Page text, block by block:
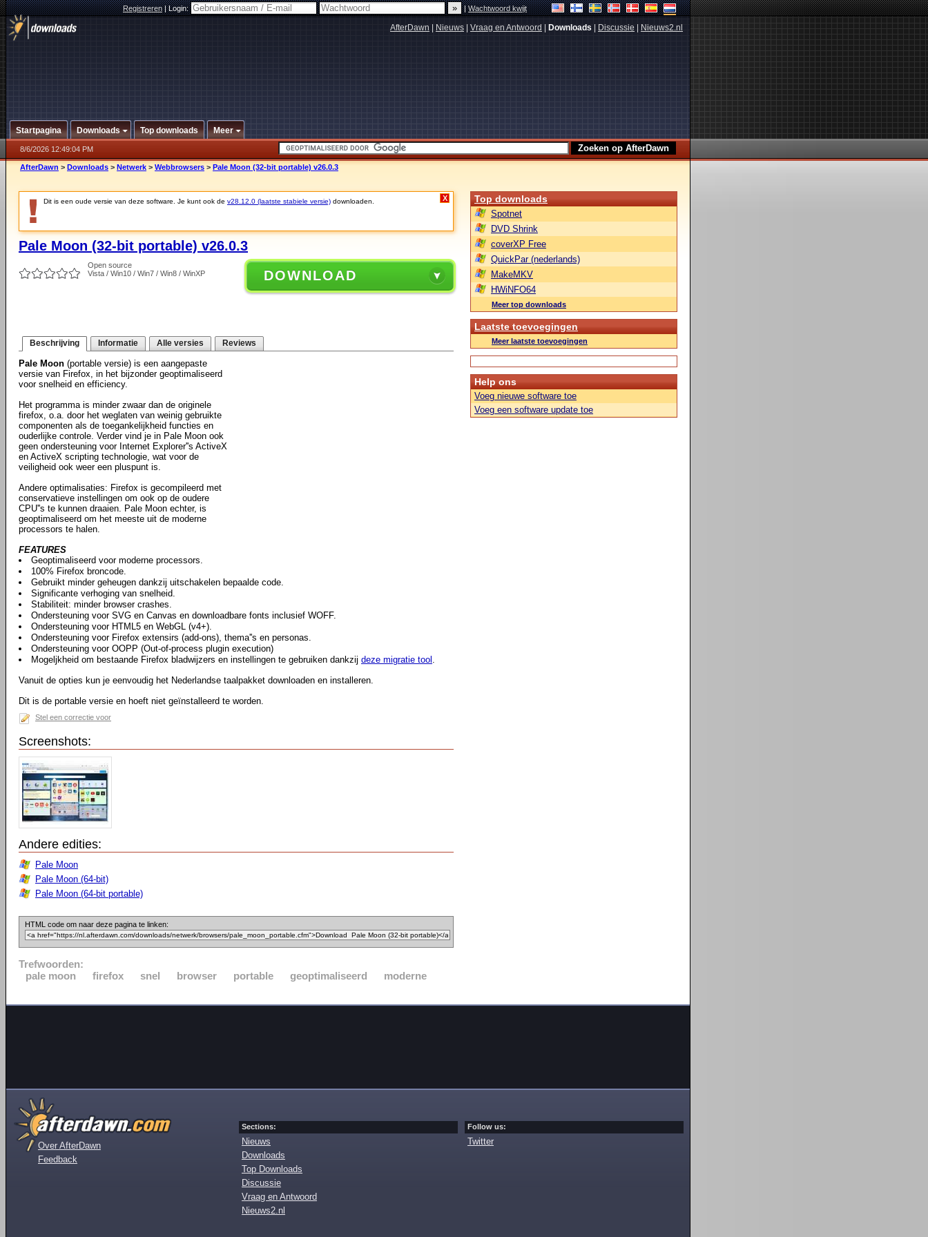
Registreren|Login: |Wachtwoord kwijt
AfterDawn Nieuws Vraag en Antwoord Downloads Discussie Nieuws2.nl
Startpagina Downloads Top downloads Meer
8/6/2026 12:49:04 PM
AfterDawn > Downloads > Netwerk > Webbrowsers > Pale Moon (32-bit portable) v26.0.3
Dit is een oude versie van deze software. Je kunt ook de v28.12.0 (laatste stabiele versie) downloaden. X
Pale Moon (32-bit portable) v26.0.3
Open source
Vista / Win10 / Win7 / Win8 / WinXP
DOWNLOAD
Beschrijving Informatie Alle versies Reviews
Pale Moon (portable versie) is een aangepaste
versie van Firefox, in het bijzonder geoptimaliseerd
voor snelheid en efficiency.
Het programma is minder zwaar dan de originele
firefox, o.a. door het weglaten van weinig gebruikte
componenten als de toegankelijkheid functies en
ouderlijke controle. Verder vind je in Pale Moon ook
geen ondersteuning voor Internet Explorer''s ActiveX
en ActiveX scripting technologie, wat voor de
veiligheid ook weer een pluspunt is.
Andere optimalisaties: Firefox is gecompileerd met
conservatieve instellingen om ook op de oudere
CPU''s te kunnen draaien. Pale Moon echter, is
geoptimaliseerd om het meeste uit de moderne
processors te halen.
FEATURES
Geoptimaliseerd voor moderne processors.
100% Firefox broncode.
Gebruikt minder geheugen dankzij uitschakelen bepaalde code.
Significante verhoging van snelheid.
Stabiliteit: minder browser crashes.
Ondersteuning voor SVG en Canvas en downloadbare fonts inclusief WOFF.
Ondersteuning voor HTML5 en WebGL (v4+).
Ondersteuning voor Firefox extensirs (add-ons), thema''s en personas.
Ondersteuning voor OOPP (Out-of-process plugin execution)
Mogeljkheid om bestaande Firefox bladwijzers en instellingen te gebruiken dankzij deze migratie tool .
Vanuit de opties kun je eenvoudig het Nederlandse taalpakket downloaden en installeren.
Dit is de portable versie en hoeft niet geïnstalleerd te worden.
Stel een correctie voor
Screenshots:
Andere edities:
Pale Moon
Pale Moon (64-bit)
Pale Moon (64-bit portable)
HTML code om naar deze pagina te linken:
Trefwoorden:
pale moon
firefox snel browser portable geoptimaliseerd moderne
Top downloads
Spotnet
DVD Shrink
coverXP Free
QuickPar (nederlands)
MakeMKV
HWiNFO64
Meer top downloads
Laatste toevoegingen
Meer laatste toevoegingen
Help ons
Voeg nieuwe software toe
Voeg een software update toe
Over AfterDawn
Feedback
Sections:
Nieuws
Downloads
Top Downloads
Discussie
Vraag en Antwoord
Nieuws2.nl
Follow us:
Twitter